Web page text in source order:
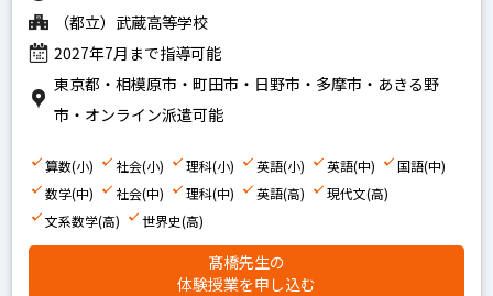
化学
生物
地学
世界史
日本史
地理
政経
（都立）武蔵高等学校
2027年7月まで指導可能
東京都・相模原市・町田市・日野市・多摩市・あきる野
市・オンライン派遣可能
算数(小) 社会(小) 理科(小) 英語(小) 英語(中)
国語(中)
数学(中)
社会(中) 理科(中) 英語(高)
現代文(高)
文系数学(高)
世界史(高)
髙橋先生の
体験授業を申し込む